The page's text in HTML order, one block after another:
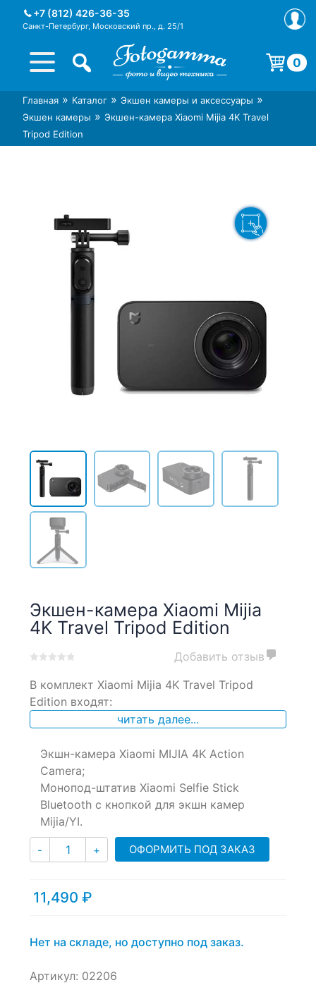
+7 (812) 426-36-35
Санкт-Петербург, Московский пр., д. 25/1
Интернет-магазин фототехники
Foto-Gamma в СПб
Магазин фотоаксессуаров foto-
gamma.ru
0
Корзина пуста.
Главная » Каталог » Экшен камеры и аксессуары »
Экшен камеры » Экшен-камера Xiaomi Mijia 4K Travel
Tripod Edition
Экшен-камера Xiaomi Mijia
4K Travel Tripod Edition
out
of
based
ratings
Добавить отзыв
В комплект Xiaomi Mijia 4K Travel Tripod
Edition входят:
читать далее...
Экшн-камера Xiaomi MIJIA 4K Action
Camera;
Монопод-штатив Xiaomi Selfie Stick
Bluetooth с кнопкой для экшн камер
Mijia/YI.
- Количество
+ ОФОРМИТЬ ПОД ЗАКАЗ
11,490 ₽
Нет на складе, но доступно под заказ.
Артикул: 02206